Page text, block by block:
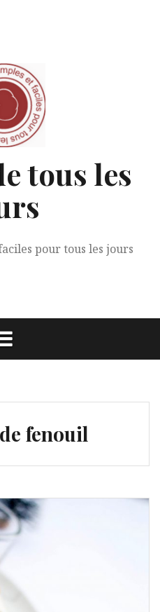
tous les
pour tous les jours
de fenouil